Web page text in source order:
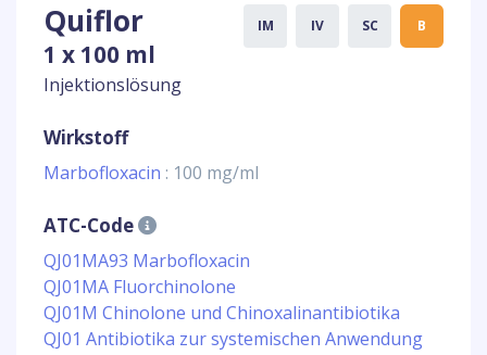
Quiflor
1 x 100 ml
Injektionslösung
IM IV SC B
Wirkstoff
Marbofloxacin : 100 mg/ml
ATC-Code
QJ01MA93 Marbofloxacin
QJ01MA Fluorchinolone
QJ01M Chinolone und Chinoxalinantibiotika
QJ01 Antibiotika zur systemischen Anwendung